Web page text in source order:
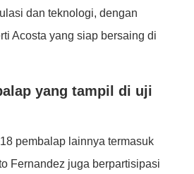
dan teknologi, dengan
Acosta yang siap bersaing di
yang tampil di uji
pembalap lainnya termasuk
Fernandez juga berpartisipasi